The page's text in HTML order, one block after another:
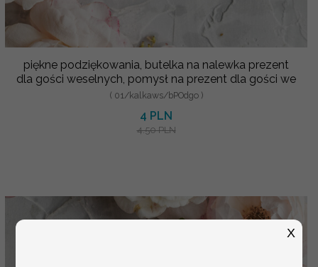
piękne podziękowania, butelka na nalewka prezent
dla gości weselnych, pomysł na prezent dla gości we
( 01/kalkaws/bPOdgo )
4 PLN
4.50 PLN
X